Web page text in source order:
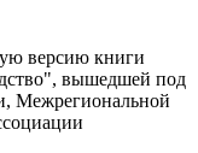
версию книги
вышедшей под
Межрегиональной